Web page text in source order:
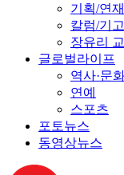
기획/연재
칼럼/기고
장유리
글로벌라이프
역사·문
연예
스포츠
포토뉴스
동영상뉴스